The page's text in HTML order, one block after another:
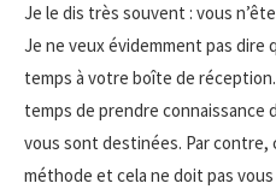
Je le dis très souvent : vous
Je ne veux évidemment pas dire
temps à votre boîte de
temps de prendre
vous sont destinées. Par
méthode et cela ne doit pas